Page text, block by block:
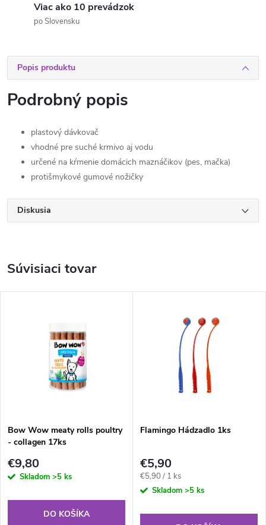
Viac ako 10 prevádzok
po Slovensku
Popis produktu
Podrobný popis
plastový dávkovač
vhodné pre suché krmivo aj vodu
určené na kŕmenie domácich maznáčikov (pes, mačka)
protišmykové gumové nožičky
Diskusia
Súvisiaci tovar
Bow Wow meaty rolls poultry
- collagen 17ks
€9,80
Skladom >5 ks
DO KOŠÍKA
Flamingo Hádzadlo 1ks
€5,90
Jednotková
cena:
€5,90 / 1 ks
Skladom >5 ks